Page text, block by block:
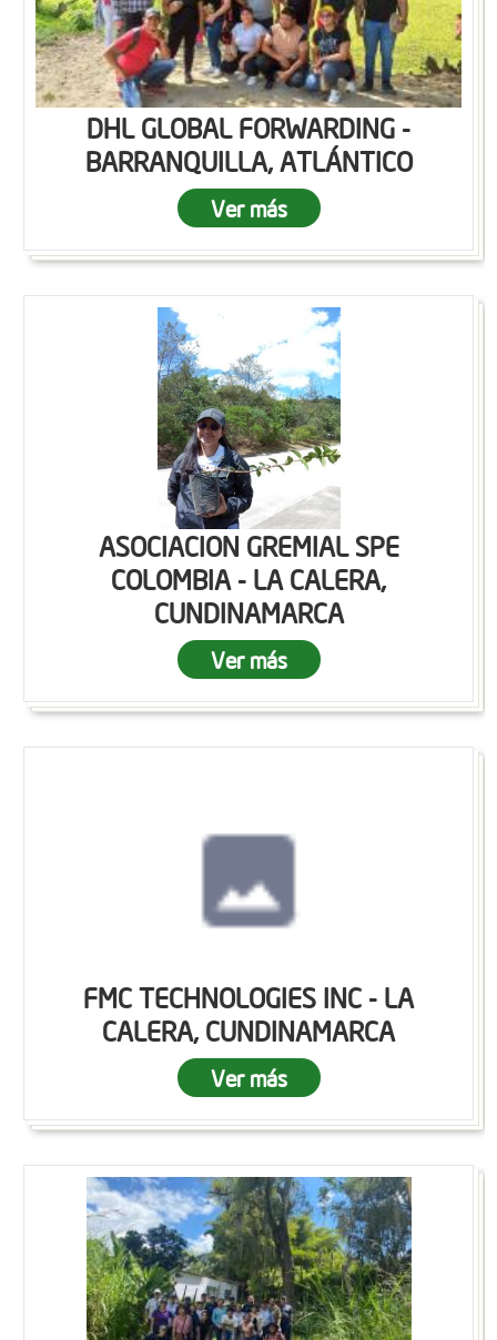
DHL GLOBAL FORWARDING -
BARRANQUILLA, ATLÁNTICO
Ver más
ASOCIACION GREMIAL SPE
COLOMBIA - LA CALERA,
CUNDINAMARCA
Ver más
FMC TECHNOLOGIES INC - LA
CALERA, CUNDINAMARCA
Ver más